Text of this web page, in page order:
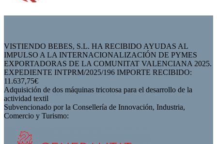
VISTIENDO BEBES, S.L. HA RECIBIDO AYUDAS AL
IMPULSO A LA INTERNACIONALIZACIÓN DE PYMES
EXPORTADORAS DE LA COMUNITAT VALENCIANA 2025.
EXPEDIENTE INTPRM/2025/196 IMPORTE RECIBIDO:
11.637,75€
Adquisición de dos máquinas tricotosa para el desarrollo de la
actividad textil
Subvencionado por la Consellería de Innovación, Industria,
Comercio y Turismo: